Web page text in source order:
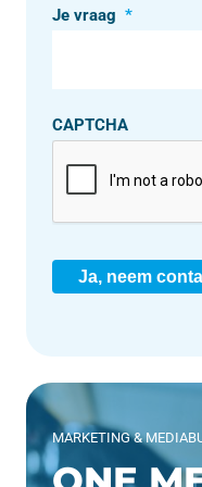
Je vraag *
CAPTCHA
Ja, neem
MARKETING &